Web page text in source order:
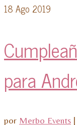
18 Ago 2019
para
por Merbo Events |